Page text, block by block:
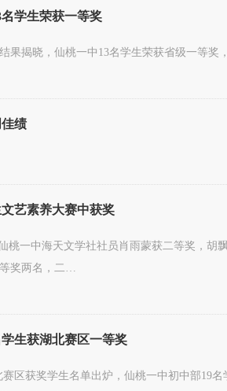
学生荣获一等奖
揭晓，仙桃一中13名学生荣获省级一等奖
绩
艺素养大赛中获奖
桃一中海天文学社社员肖雨蒙获二等奖，胡
奖两名，二…
生获湖北赛区一等奖
区获奖学生名单出炉，仙桃一中初中部19